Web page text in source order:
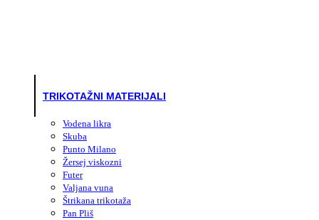
TRIKOTAŽNI MATERIJALI
Vodena likra
Skuba
Punto Milano
Žersej viskozni
Futer
Valjana vuna
Štrikana trikotaža
Pan Pliš